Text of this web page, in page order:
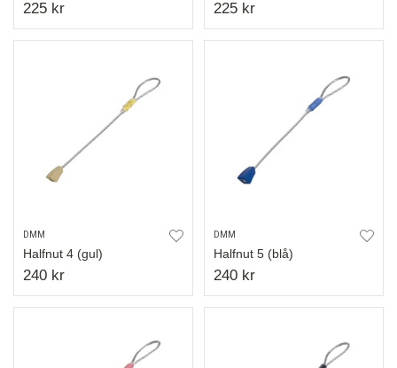
225 kr 225 kr
DMM
Halfnut 4 (gul)
240 kr
DMM
Halfnut 5 (blå)
240 kr